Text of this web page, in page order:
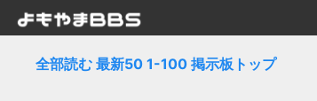
全部読む 最新50 1-100 掲示板トップ